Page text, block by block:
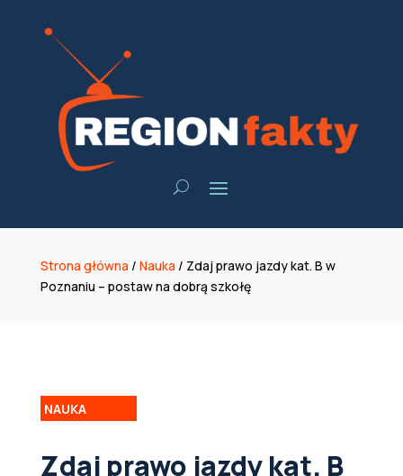
Strona główna / Nauka / Zdaj prawo jazdy kat. B w
Poznaniu – postaw na dobrą szkołę
NAUKA
Zdaj prawo jazdy kat. B